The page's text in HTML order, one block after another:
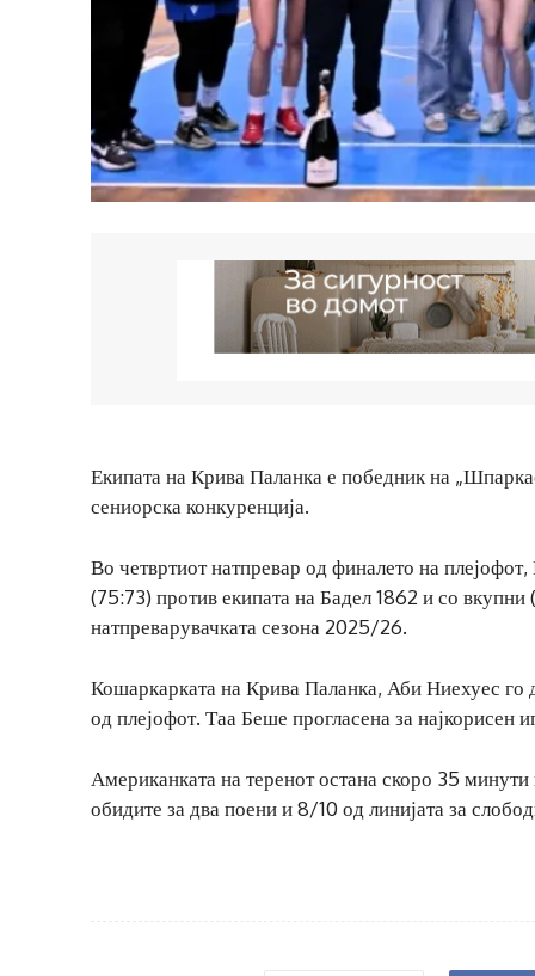
Екипата на Крива Паланка е победник на
сениорска конкуренција.
Во четвртиот натпревар од финалето на
(75:73) против екипата на Бадел 1862 и со вкупни
натпреварувачката сезона 2025/26.
Кошаркарката на Крива Паланка, Аби Ниехуес го
од плејофот. Таа Беше прогласена за најкорисен
Американката на теренот остана скоро 35
обидите за два поени и 8/10 од линијата за